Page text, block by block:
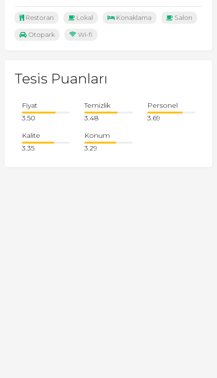
Restoran Lokal Konaklama Salon
Otopark Wi-fi
Tesis Puanları
Fiyat
3.50
Temizlik
3.48
Personel
3.69
Kalite
3.35
Konum
3.29